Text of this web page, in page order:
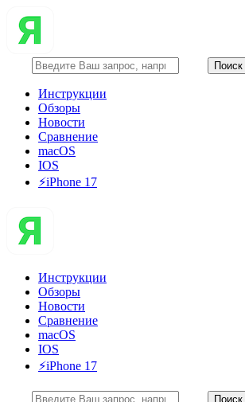
Инструкции
Обзоры
Новости
Сравнение
macOS
IOS
⚡️iPhone 17
Инструкции
Обзоры
Новости
Сравнение
macOS
IOS
⚡️iPhone 17